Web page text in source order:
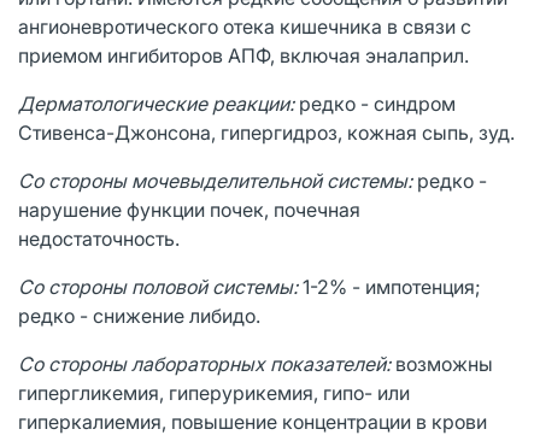
ангионевротического отека кишечника в связи с
приемом ингибиторов АПФ, включая эналаприл.
Дерматологические реакции:редко - синдром
Стивенса-Джонсона, гипергидроз, кожная сыпь, зуд.
Со стороны мочевыделительной системы:редко -
нарушение функции почек, почечная
недостаточность.
Со стороны половой системы:1-2% - импотенция;
редко - снижение либидо.
Со стороны лабораторных показателей: возможны
гипергликемия, гиперурикемия, гипо- или
гиперкалиемия, повышение концентрации в крови